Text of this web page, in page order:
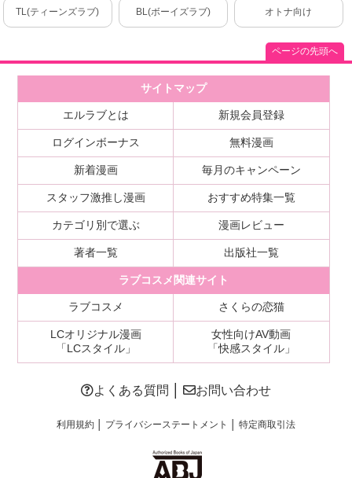
TL(ティーンズラブ) BL(ボーイズラブ) オトナ向け
ページの先頭へ
サイトマップ
エルラブとは 新規会員登録
ログインボーナス 無料漫画
新着漫画 毎月のキャンペーン
スタッフ激推し漫画 おすすめ特集一覧
カテゴリ別で選ぶ 漫画レビュー
著者一覧 出版社一覧
ラブコスメ関連サイト
ラブコスメ さくらの恋猫
LCオリジナル漫画
「LCスタイル」
女性向けAV動画
「快感スタイル」
よくある質問 お問い合わせ
利用規約│ プライバシーステートメント 特定商取引法